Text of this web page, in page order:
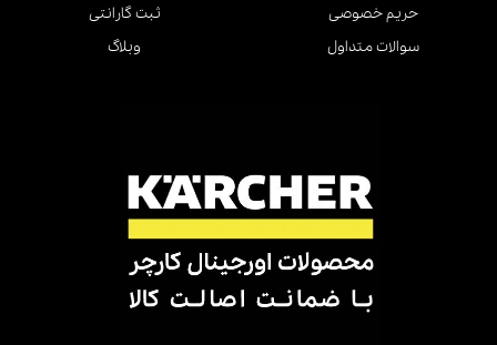
حریم خصوصی
سوالات متداول
ثبت گارانتی
وبلاگ